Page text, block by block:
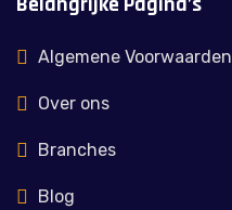
Algemene Voorwaarden
Over ons
Branches
Blog